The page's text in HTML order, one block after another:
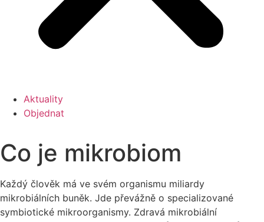
Aktuality
Objednat
Co je mikrobiom​
Každý člověk má ve svém organismu miliardy
mikrobiálních buněk. Jde převážně o specializované
symbiotické mikroorganismy. Zdravá mikrobiální